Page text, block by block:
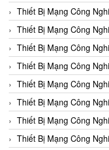
Thiết Bị Mạng Công
Thiết Bị Mạng Công
Thiết Bị Mạng Công
Thiết Bị Mạng Công
Thiết Bị Mạng Công
Thiết Bị Mạng Công
Thiết Bị Mạng Công
Thiết Bị Mạng Công